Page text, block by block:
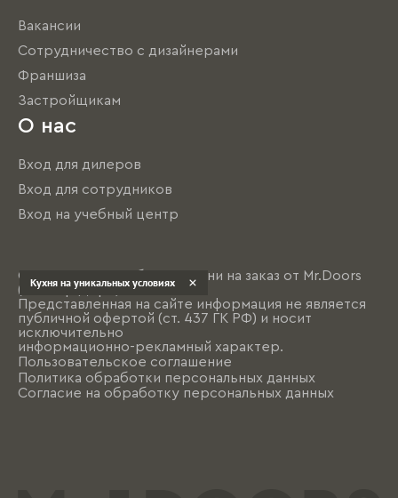
Вакансии
Сотрудничество с дизайнерами
Франшиза
Застройщикам
О нас
Вход для дилеров
Вход для сотрудников
Вход на учебный центр
© 2004 - 2026 Мебель и кухни на заказ от Mr.Doors
(Мистер Дорс)
Представленная на сайте информация не является
публичной офертой (ст. 437 ГК РФ) и носит
исключительно
информационно-рекламный характер.
Пользовательское соглашение
Политика обработки персональных данных
Согласие на обработку персональных данных
Кухня на уникальных условиях